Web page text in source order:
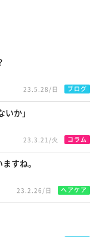
23.5.28/日 ブログ
いか」
23.3.21/火 コラム
すね。
23.2.26/日 ヘアケア